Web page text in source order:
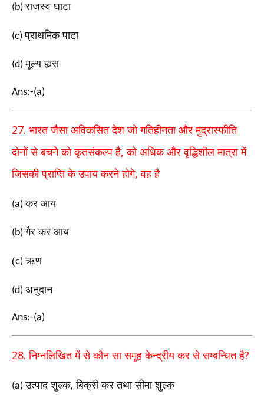
(b)राजस्व घाटा
(c)प्राथमिक पाटा
(d)मूल्य ह्यस
Ans:-(a)
27. भारत जैसा अविकसित देश जो गतिहीनता और मुद्रास्फीति
दोनों से बचने को कृतसंकल्प है,को अधिक और वृद्धिशील मात्रा में
जिसकी प्राप्ति के उपाय करने होगे,वह है
(a)कर आय
(b)गैर कर आय
(c)ऋण
(d) अनुदान
Ans:-(a)
28.निम्नलिखित में से कौन सा समूह केन्द्रीय कर से सम्बन्धित है?
(a)उत्पाद शुल्क, बिक्री कर तथा सीमा शुल्क